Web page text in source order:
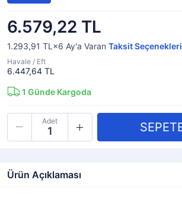
6.579,22 TL
1.293,91 TL×6 Ay'a Varan Taksit Seçenekleri
Havale / Eft
6.447,64 TL
1 Günde Kargoda
Adet
Ürün Açıklaması